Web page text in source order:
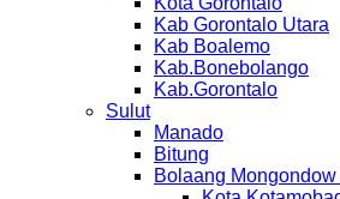
Kab Gorontalo Utara
Kab Boalemo
Kab.Bonebolango
Kab.Gorontalo
Sulut
Manado
Bitung
Bolaang Mongondow